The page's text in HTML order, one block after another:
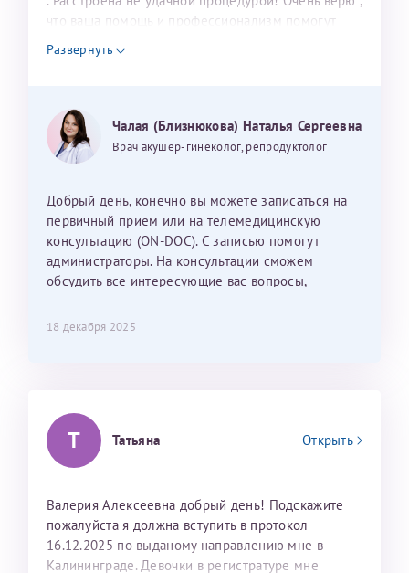
что ваша помощь и профессионализм помогут
нам в нашей мечте о малыше! Обращаюсь к вам
потому, что вы помогли моей родной сестре стать
Могу ли я записаться к вам и обсудить
дальнейшие действия для программы эко
Развернуть
Чалая (Близнюкова) Наталья Сергеевна
Врач акушер-гинеколог, репродуктолог
Добрый день, конечно вы можете записаться на
первичный прием или на телемедицинскую
консультацию (ON-DOC). С записью помогут
администраторы. На консультации сможем
обсудить все интересующие вас вопросы,
18 декабря 2025
Т Татьяна Открыть
Валерия Алексеевна добрый день! Подскажите
пожалуйста я должна вступить в протокол
16.12.2025 по выданому направлению мне в
Калининграде. Девочки в регистратуре мне